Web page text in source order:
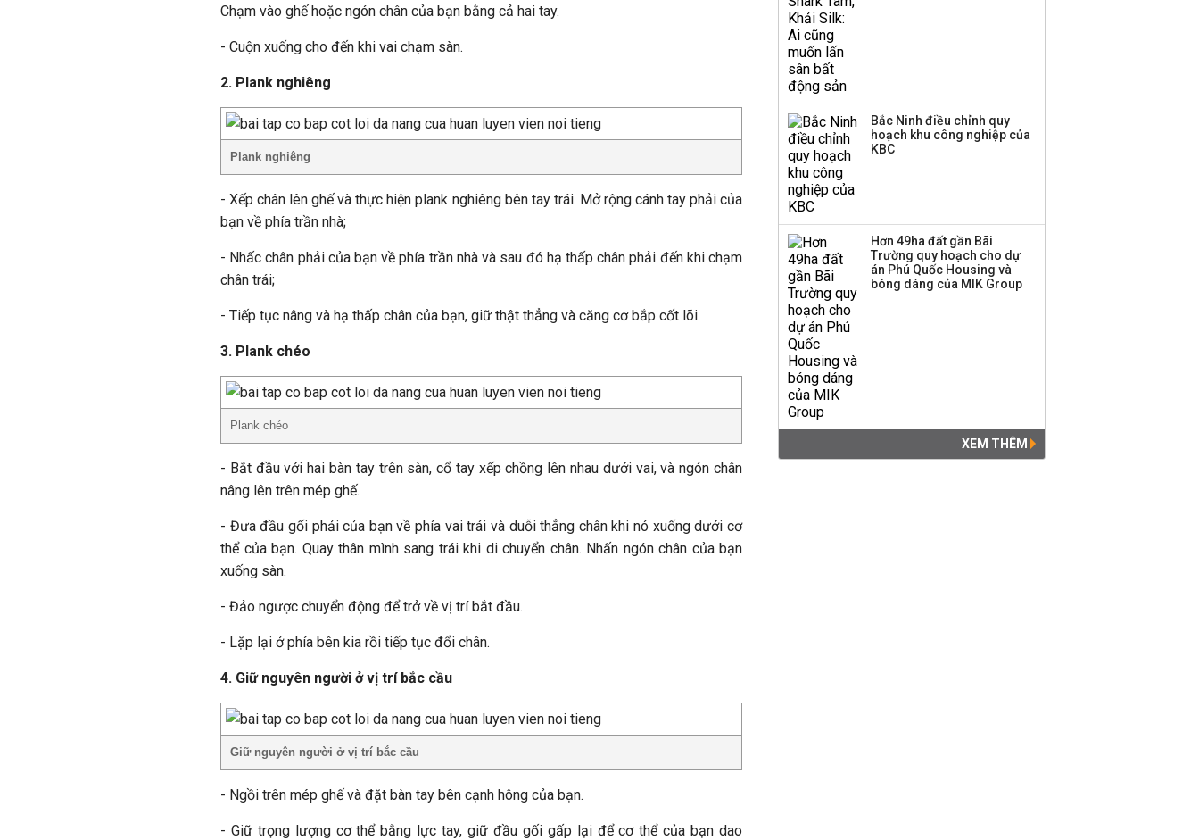
Chạm vào ghế hoặc ngón chân của bạn bằng cả hai tay.
- Cuộn xuống cho đến khi vai chạm sàn.
2. Plank nghiêng
Plank nghiêng
- Xếp chân lên ghế và thực hiện plank nghiêng bên tay trái. Mở rộng cánh tay phải của
bạn về phía trần nhà;
- Nhấc chân phải của bạn về phía trần nhà và sau đó hạ thấp chân phải đến khi chạm
chân trái;
- Tiếp tục nâng và hạ thấp chân của bạn, giữ thật thẳng và căng cơ bắp cốt lõi.
3. Plank chéo
Plank chéo
- Bắt đầu với hai bàn tay trên sàn, cổ tay xếp chồng lên nhau dưới vai, và ngón chân
nâng lên trên mép ghế.
- Đưa đầu gối phải của bạn về phía vai trái và duỗi thẳng chân khi nó xuống dưới cơ
thể của bạn. Quay thân mình sang trái khi di chuyển chân. Nhấn ngón chân của bạn
xuống sàn.
- Đảo ngược chuyển động để trở về vị trí bắt đầu.
- Lặp lại ở phía bên kia rồi tiếp tục đổi chân.
4. Giữ nguyên người ở vị trí bắc cầu
Giữ nguyên người ở vị trí bắc cầu
- Ngồi trên mép ghế và đặt bàn tay bên cạnh hông của bạn.
- Giữ trọng lượng cơ thể bằng lực tay, giữ đầu gối gấp lại để cơ thể của bạn dao
Bắc Ninh điều chỉnh quy
hoạch khu công nghiệp của
KBC
Hơn 49ha đất gần Bãi
Trường quy hoạch cho dự
án Phú Quốc Housing và
bóng dáng của MIK Group
XEM THÊM